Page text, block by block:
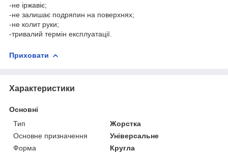
-не іржавіє;
-не залишає подряпин на поверхнях;
-не колит руки;
-тривалий термін експлуатації.
Приховати
Характеристики
Основні
Тип
Жорстка
Основне призначення
Універсальне
Форма
Кругла